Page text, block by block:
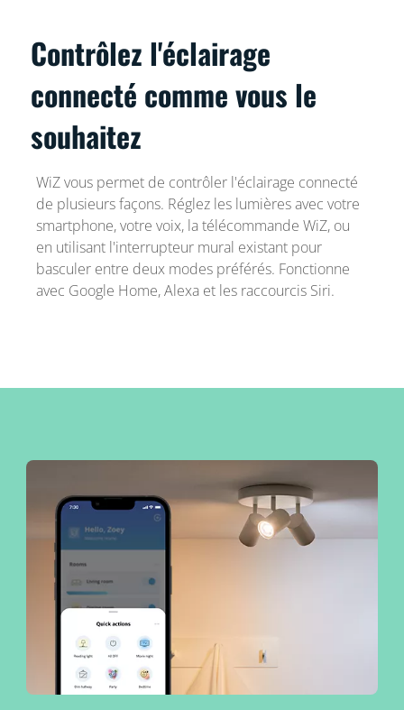
Contrôlez l'éclairage
connecté comme vous le
souhaitez
WiZ vous permet de contrôler l'éclairage connecté
de plusieurs façons. Réglez les lumières avec votre
smartphone, votre voix, la télécommande WiZ, ou
en utilisant l'interrupteur mural existant pour
basculer entre deux modes préférés. Fonctionne
avec Google Home, Alexa et les raccourcis Siri.